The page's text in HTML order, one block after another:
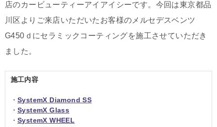
店のカービューティーアイアイシーです。今回は東京都品
川区よりご来店いただいたお客様のメルセデスベンツ
G450ｄにセラミックコーティングを施工させていただき
ました。
施工内容
・ SystemX Diamond SS
・ SystemX Glass
・ SystemX WHEEL